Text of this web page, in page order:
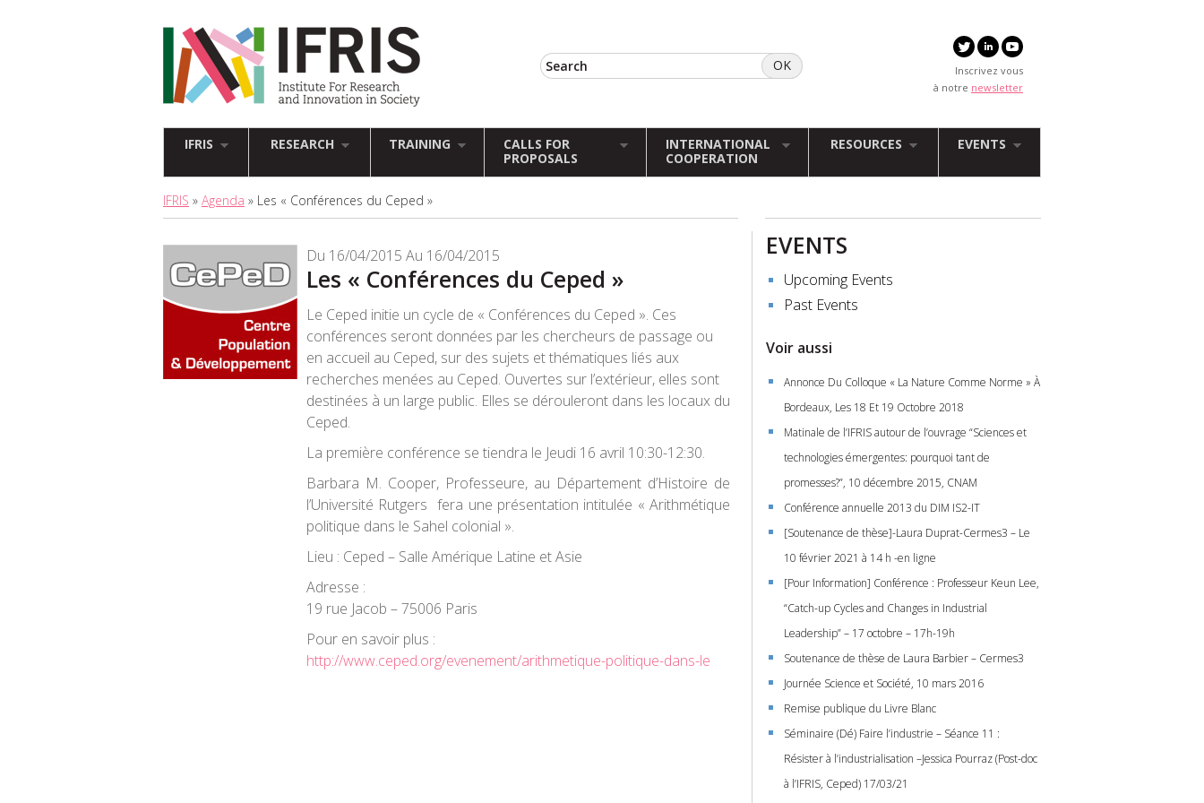
Inscrivez vous
à notre newsletter
IFRIS RESEARCH TRAINING
CALLS FOR
PROPOSALS
INTERNATIONAL
COOPERATION
RESOURCES EVENTS
IFRIS » Agenda » Les « Conférences du Ceped »
Du 16/04/2015 Au 16/04/2015
Les « Conférences du Ceped »
Le Ceped initie un cycle de « Conférences du Ceped ». Ces
conférences seront données par les chercheurs de passage ou
en accueil au Ceped, sur des sujets et thématiques liés aux
recherches menées au Ceped. Ouvertes sur l’extérieur, elles sont
destinées à un large public. Elles se dérouleront dans les locaux du
Ceped.
La première conférence se tiendra le Jeudi 16 avril 10:30-12:30.
Barbara M. Cooper, Professeure, au Département d’Histoire de
l’Université Rutgers fera une présentation intitulée « Arithmétique
politique dans le Sahel colonial ».
Lieu : Ceped – Salle Amérique Latine et Asie
Adresse :
19 rue Jacob – 75006 Paris
Pour en savoir plus :
http://www.ceped.org/evenement/arithmetique-politique-dans-le
EVENTS
Upcoming Events
Past Events
Voir aussi
Annonce Du Colloque « La Nature Comme Norme » À
Bordeaux, Les 18 Et 19 Octobre 2018
Matinale de l’IFRIS autour de l’ouvrage “Sciences et
technologies émergentes: pourquoi tant de
promesses?”, 10 décembre 2015, CNAM
Conférence annuelle 2013 du DIM IS2-IT
[Soutenance de thèse]-Laura Duprat-Cermes3 – Le
10 février 2021 à 14 h -en ligne
[Pour Information] Conférence : Professeur Keun Lee,
“Catch-up Cycles and Changes in Industrial
Leadership” – 17 octobre – 17h-19h
Soutenance de thèse de Laura Barbier – Cermes3
Journée Science et Société, 10 mars 2016
Remise publique du Livre Blanc
Séminaire (Dé) Faire l’industrie – Séance 11 :
Résister à l’industrialisation –Jessica Pourraz (Post-doc
à l’IFRIS, Ceped) 17/03/21